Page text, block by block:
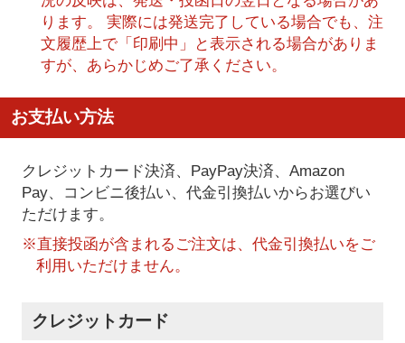
ります。 実際には発送完了している場合でも、注
文履歴上で「印刷中」と表示される場合がありま
すが、あらかじめご了承ください。
お支払い方法
クレジットカード決済、PayPay決済、Amazon
Pay、コンビニ後払い、代金引換払いからお選びい
ただけます。
※直接投函が含まれるご注文は、代金引換払いをご
利用いただけません。
クレジットカード